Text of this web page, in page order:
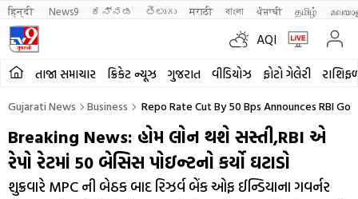
हिन्दी News9 ಕನ್ನಡ తెలుగు मराठी বাংলা ਪੰਜਾਬੀ தமிழ்
AQI
તાજા સમાચાર ક્રિકેટ ન્યૂઝ ગુજરાત વીડિયોઝ ફોટો ગેલેરી
Gujarati News Business Repo Rate Cut By 50 Bps Announces RBI
Breaking News: હોમ લોન થશે સસ્તી,RBI એ
રેપો રેટમાં 50 બેસિસ પોઇન્ટનો કર્યો ઘટાડો
શુક્રવારે MPC ની બેઠક બાદ રિઝર્વ બેંક ઓફ ઈન્ડિયાના ગવર્નર